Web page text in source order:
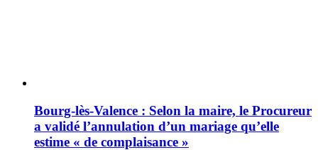
Bourg-lès-Valence : Selon la maire, le Procureur
a validé l’annulation d’un mariage qu’elle
estime « de complaisance »